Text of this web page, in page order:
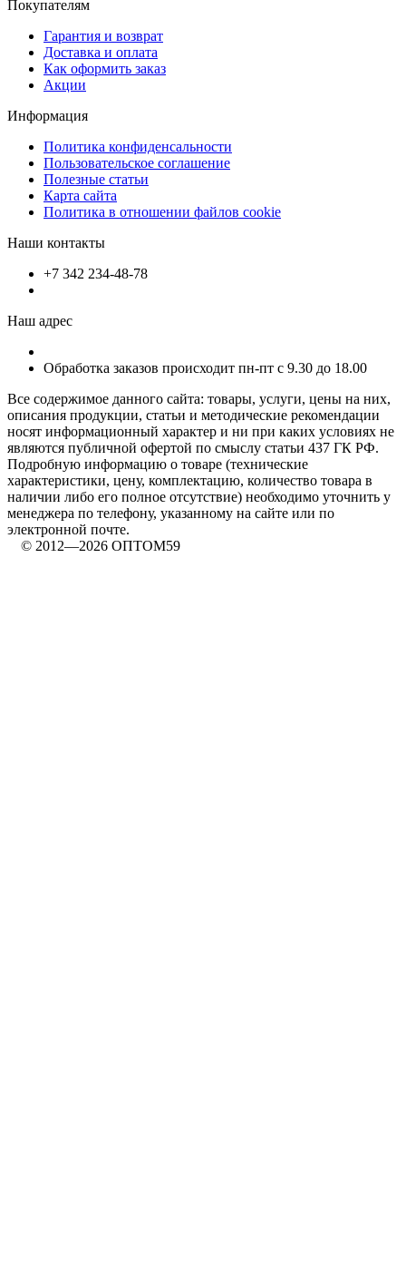
Покупателям
Гарантия и возврат
Доставка и оплата
Как оформить заказ
Акции
Информация
Политика конфиденсальности
Пользовательское соглашение
Полезные статьи
Карта сайта
Политика в отношении файлов cookie
Наши контакты
+7 342 234-48-78
Наш адрес
Обработка заказов происходит пн-пт с 9.30 до 18.00
Все содержимое данного сайта: товары, услуги, цены на них,
описания продукции, статьи и методические рекомендации
носят информационный характер и ни при каких условиях не
являются публичной офертой по смыслу статьи 437 ГК РФ.
Подробную информацию о товаре (технические
характеристики, цену, комплектацию, количество товара в
наличии либо его полное отсутствие) необходимо уточнить у
менеджера по телефону, указанному на сайте или по
электронной почте.
© 2012—2026 ОПТОМ59